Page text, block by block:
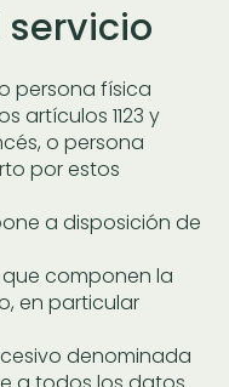
persona física
artículos 1123 y
o persona
por estos
a disposición de
componen la
en particular
denominada